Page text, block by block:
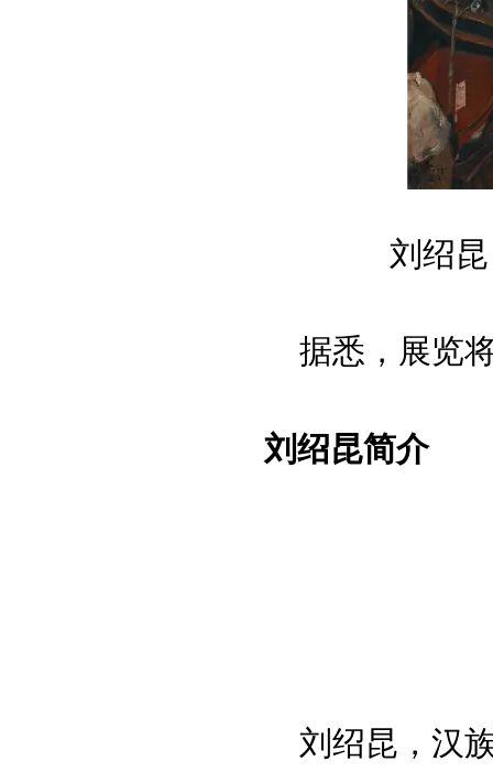
刘绍
据悉，展览
刘绍昆简介
刘绍昆，汉